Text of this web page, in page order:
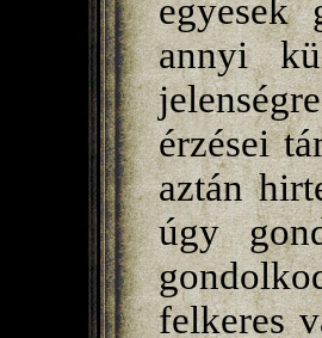
egyesek
annyi
érzései
aztán
úgy
felkeres